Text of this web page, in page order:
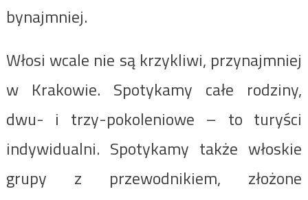
bynajmniej.
Włosi wcale nie są krzykliwi, przynajmniej
w Krakowie. Spotykamy całe rodziny,
dwu- i trzy-pokoleniowe – to turyści
indywidualni. Spotykamy także włoskie
grupy z przewodnikiem, złożone